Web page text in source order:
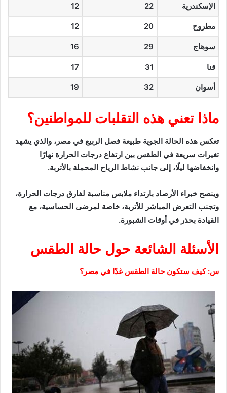
الإسكندرية 22
12
مطروح 20
12
سوهاج 29
16
قنا 31
17
أسوان 32
19
ماذا تعني هذه التقلبات للمواطنين؟
تعكس هذه الحالة الجوية طبيعة فصل الربيع في مصر، والذي يشهد
تغيرات سريعة في الطقس بين ارتفاع درجات الحرارة نهارًا
وانخفاضها ليلًا، إلى جانب نشاط الرياح المحملة بالأتربة.
وينصح خبراء الأرصاد بارتداء ملابس مناسبة لفارق درجات الحرارة،
وتجنب التعرض المباشر للأتربة، خاصة لمرضى الحساسية، مع
القيادة بحذر في أوقات الشبورة.
الأسئلة الشائعة حول حالة الطقس
س: كيف ستكون حالة الطقس غدًا في مصر؟